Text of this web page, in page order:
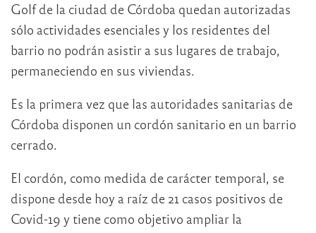
Golf de la ciudad de Córdoba quedan autorizadas
sólo actividades esenciales y los residentes del
barrio no podrán asistir a sus lugares de trabajo,
permaneciendo en sus viviendas.
Es la primera vez que las autoridades sanitarias de
Córdoba disponen un cordón sanitario en un barrio
cerrado.
El cordón, como medida de carácter temporal, se
dispone desde hoy a raíz de 21 casos positivos de
Covid-19 y tiene como objetivo ampliar la